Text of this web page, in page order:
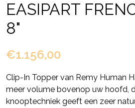
EASIPART
8"
€1.156,00
Clip-In Topper van Remy Human
meer volume bovenop uw hoofd,
knooptechniek geeft een zeer